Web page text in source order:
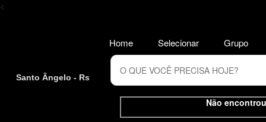
<
Santo Ângelo - Rs
Não
Home Selecionar Grupo